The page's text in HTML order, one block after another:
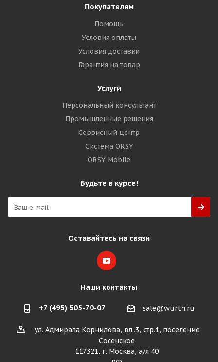
Покупателям
Помощь
Условия оплаты
Условия доставки
Гарантия на товар
Услуги
Персональный консультант
Промышленные решения
Сервисный центр
Система ORSY
ORSY Mobile
Будьте в курсе!
Оставайтесь на связи
Наши контакты
+7 (495) 505-70-07 sale@wurth.ru
ул. Адмирала Корнилова, вл..3, стр.1, поселение
Сосенское
117321, г. Москва, а/я 40